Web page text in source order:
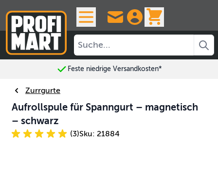
Feste niedrige Versandkosten*
Zurrgurte
Aufrollspule für Spanngurt – magnetisch
– schwarz
(3)Sku: 21884